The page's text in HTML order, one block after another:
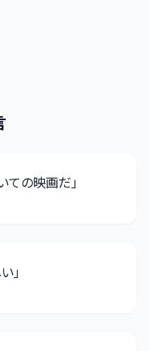
ての映画だ」
」